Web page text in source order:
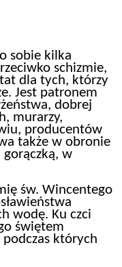
sobie kilka
schizmie,
dla tych, którzy
Jest patronem
dobrej
murarzy,
producentów
także w obronie
gorączką, w
św. Wincentego
wodę. Ku czci
świętem
których